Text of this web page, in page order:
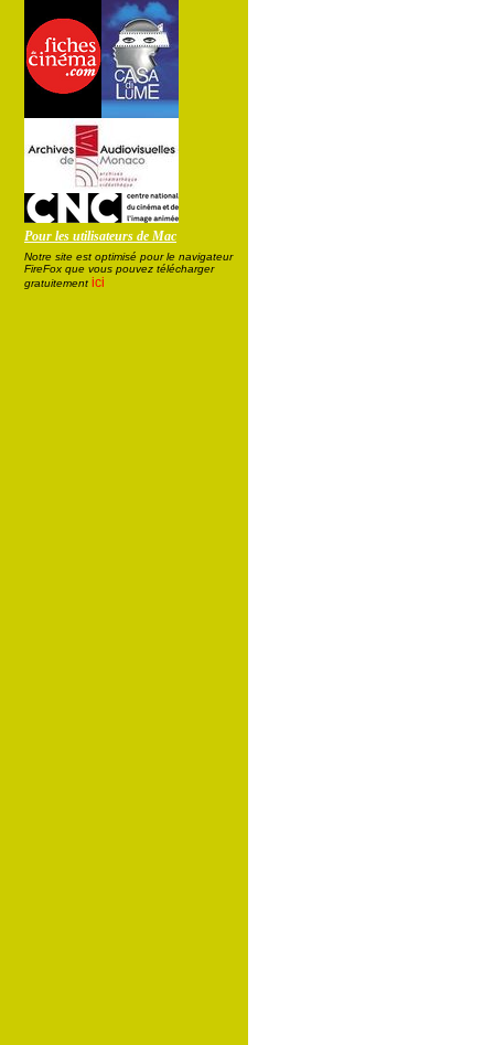
Pour les utilisateurs de Mac
Notre site est optimisé pour le navigateur
FireFox que vous pouvez télécharger
gratuitement ici